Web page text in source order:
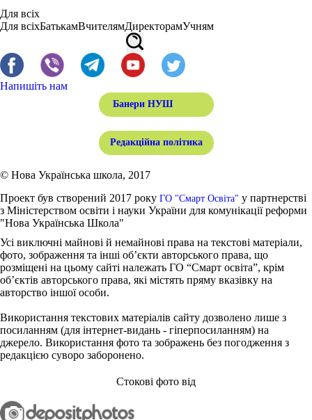
Для всіх
Для всіхБатькамВчителямДиректорамУчням
Напишіть нам
Банери НУШ
Редакційна політика
© Нова Українська школа, 2017
Проект був створений 2017 року ГО "Смарт Освіта" у партнерстві
з Міністерством освіти і науки України для комунікації реформи
"Нова Українська Школа"
Усі виключні майнові й немайнові права на текстові матеріали,
фото, зображення та інші об’єкти авторського права, що
розміщені на цьому сайті належать ГО “Смарт освіта”, крім
об’єктів авторського права, які містять пряму вказівку на
авторство іншої особи.
Використання текстових матеріалів сайту дозволено лише з
посиланням (для інтернет-видань - гіперпосиланням) на
джерело. Використання фото та зображень без погодження з
редакцією суворо заборонено.
Стокові фото від